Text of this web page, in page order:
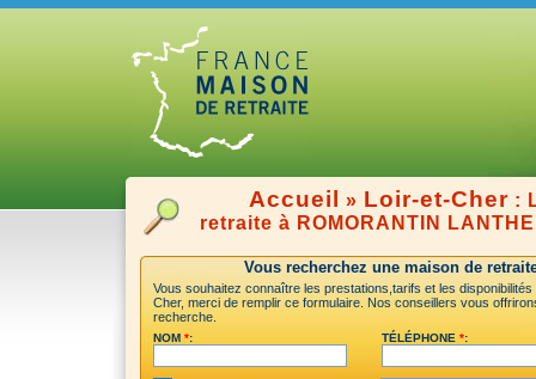
Accueil » Loir-et-Cher :
retraite à ROMORANTIN
Vous recherchez une maison de
Vous souhaitez connaître les prestations,tarifs et les
Cher, merci de remplir ce formulaire. Nos conseillers vous
recherche.
NOM *: TÉLÉPHONE *: